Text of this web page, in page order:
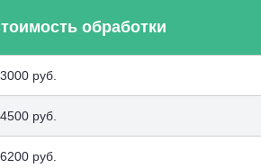
обработки
руб.
руб.
руб.